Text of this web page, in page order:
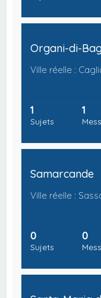
Organi-di-
Ville réelle :
1
Sujets
1
Samarcande
Ville réelle :
0
Sujets
0